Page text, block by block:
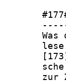
Was
zur